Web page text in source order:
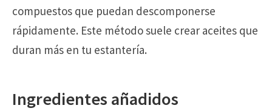
compuestos que puedan descomponerse
rápidamente. Este método suele crear aceites que
duran más en tu estantería.
Ingredientes añadidos